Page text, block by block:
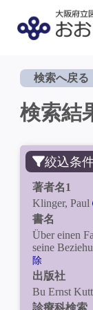
検索へ戻る
検索結
絞込条
著者名1
Klinger, Paul
書名
Über einen
seine
除
出版社
Bu Ernst
診療科検索